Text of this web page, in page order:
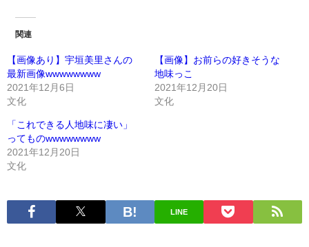
関連
【画像あり】宇垣美里さんの
最新画像wwwwwwww
2021年12月6日
文化
【画像】お前らの好きそうな
地味っこ
2021年12月20日
文化
「これできる人地味に凄い」
ってものwwwwwwww
2021年12月20日
文化
LINE